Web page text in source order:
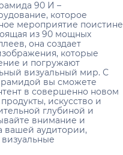
90 И –
которое
мероприятие поистине
из 90 мощных
она создает
которые
и погружают
визуальный мир. С
вы сможете
в совершенно новом
искусство и
глубиной и
внимание и
вашей аудитории,